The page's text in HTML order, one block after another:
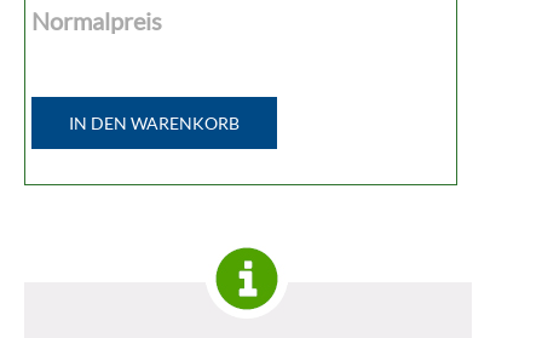
Normalpreis
IN DEN WARENKORB